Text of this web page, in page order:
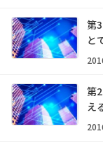
第
と
第
え